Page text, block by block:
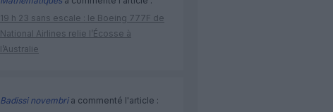
19 h 23 sans escale : le Boeing 777F de
National Airlines relie l’Écosse à
l’Australie
Badissi novembria commenté l'article :